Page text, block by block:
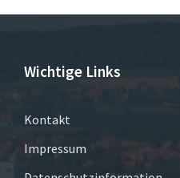
Wichtige Links
Kontakt
Impressum